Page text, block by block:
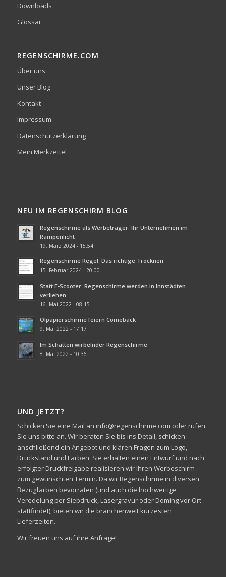
Downloads
Glossar
REGENSCHIRME.COM
Über uns
Unser Blog
Kontakt
Impressum
Datenschutzerklärung
Mein Merkzettel
NEU IM REGENSCHIRM BLOG
Regenschirme als Werbeträger: Ihr Unternehmen im
Rampenlicht
19. März 2024 - 15:54
Regenschirme Regel: Das richtige Trocknen
15. Februar 2024 - 20:00
Statt E-Scooter: Regenschirme werden in Innstädten
verliehen
16. Mai 2022 - 08:15
Ölpapierschirme feiern Comeback
9. Mai 2022 - 17:17
Im Schatten wirbelnder Regenschirme
8. Mai 2022 - 10:36
UND JETZT?
Schicken Sie eine Mail an info@regenschirme.com oder rufen
Sie uns bitte an. Wir beraten Sie bis ins Detail, schicken
anschließend ein Angebot und klären Fragen zum Logo,
Druckstand und Farben. Sie erhalten einen Entwurf und nach
erfolgter Druckfreigabe realisieren wir Ihren Werbeschirm
zum gewünschten Termin. Da wir Regenschirme in diversen
Bezugfarben bevorraten (und auch die hochwertige
Veredelung per Siebdruck, Lasergravur oder Doming vor Ort
stattfindet), bieten wir die branchenweit kürzesten
Lieferzeiten.
Wir freuen uns auf ihre Anfrage!